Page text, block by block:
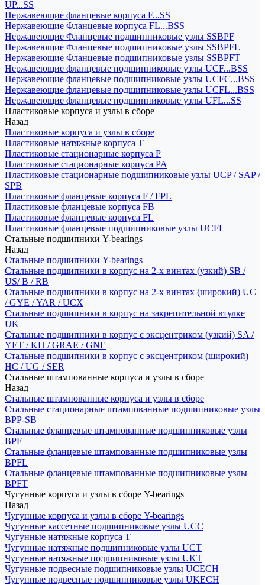
UP...SS
Нержавеющие фланцевые корпуса F...SS
Нержавеющие Фланцевые корпуса FL...BSS
Нержавеющие Фланцевые подшипниковые узлы SSBPF
Нержавеющие Фланцевые подшипниковые узлы SSBPFL
Нержавеющие Фланцевые подшипниковые узлы SSBPFT
Нержавеющие фланцевые подшипниковые узлы UCF...BSS
Нержавеющие фланцевые подшипниковые узлы UCFC...BSS
Нержавеющие фланцевые подшипниковые узлы UCFL...BSS
Нержавеющие фланцевые подшипниковые узлы UFL...SS
Пластиковые корпуса и узлы в сборе
Назад
Пластиковые корпуса и узлы в сборе
Пластиковые натяжные корпуса T
Пластиковые стационарные корпуса P
Пластиковые стационарные корпуса PA
Пластиковые стационарные подшипниковые узлы UCP / SAP /
SPB
Пластиковые фланцевые корпуса F / FPL
Пластиковые фланцевые корпуса FB
Пластиковые фланцевые корпуса FL
Пластиковые фланцевые подшипниковые узлы UCFL
Стальные подшипники Y-bearings
Назад
Стальные подшипники Y-bearings
Стальные подшипники в корпус на 2-х винтах (узкий) SB /
US/ B / RB
Стальные подшипники в корпус на 2-х винтах (широкий) UC
/ GYE / YAR / UCX
Стальные подшипники в корпус на закрепительной втулке
UK
Стальные подшипники в корпус с эксцентриком (узкий) SA /
YET / KH / GRAE / GNE
Стальные подшипники в корпус с эксцентриком (широкий)
HC / UG / SER
Стальные штампованные корпуса и узлы в сборе
Назад
Стальные штампованные корпуса и узлы в сборе
Стальные стационарные штампованные подшипниковые узлы
BPP-SB
Стальные фланцевые штампованные подшипниковые узлы
BPF
Стальные фланцевые штампованные подшипниковые узлы
BPFL
Стальные фланцевые штампованные подшипниковые узлы
BPFT
Чугунные корпуса и узлы в сборе Y-bearings
Назад
Чугунные корпуса и узлы в сборе Y-bearings
Чугунные кассетные подшипниковые узлы UCC
Чугунные натяжные корпуса T
Чугунные натяжные подшипниковые узлы UCT
Чугунные натяжные подшипниковые узлы UKT
Чугунные подвесные подшипниковые узлы UCECH
Чугунные подвесные подшипниковые узлы UKECH